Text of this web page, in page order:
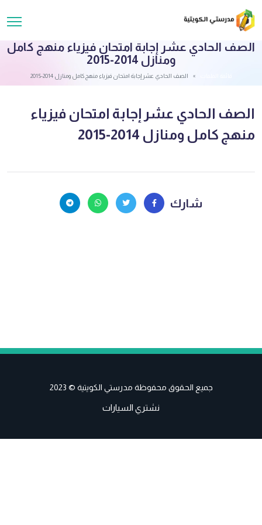
الصف الحادي عشر إجابة امتحان فيزياء منهج كامل
ومنازل 2014-2015
الصف الحادي عشر إجابة امتحان فيزياء منهج كامل ومنازل 2014-2015
الصف الحادي عشر إجابة امتحان فيزياء
منهج كامل ومنازل 2014-2015
شارك
جميع الحقوق محفوظة مدرستي الكويتية © 2023
نشتري السيارات